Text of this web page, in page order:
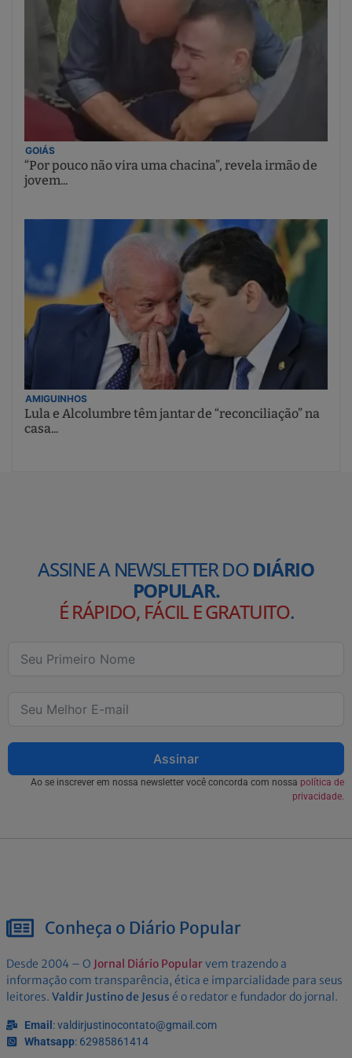
GOIÁS
“Por pouco não vira uma chacina”, revela irmão de
jovem...
AMIGUINHOS
Lula e Alcolumbre têm jantar de “reconciliação” na
casa...
ASSINE A NEWSLETTER DODIÁRIO
POPULAR.
É RÁPIDO, FÁCIL E GRATUITO.
Assinar
Ao se inscrever em nossa newsletter você concorda com nossa política de
privacidade.
Conheça o Diário Popular
Desde 2004 – O Jornal Diário Popularvem trazendo a
informação com transparência, ética e imparcialidade para seus
leitores. Valdir Justino de Jesus é o redator e fundador do jornal.
Email : valdirjustinocontato@gmail.com
Whatsapp: 62985861414